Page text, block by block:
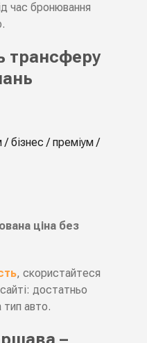
час бронювання
трансферу
бізнес / преміум /
ціна без
, скористайтеся
достатньо
авто.